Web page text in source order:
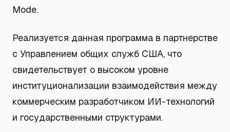
Mode.
Реализуется данная программа в партнерстве
с Управлением общих служб США, что
свидетельствует о высоком уровне
институционализации взаимодействия между
коммерческим разработчиком ИИ-технологий
и государственными структурами.